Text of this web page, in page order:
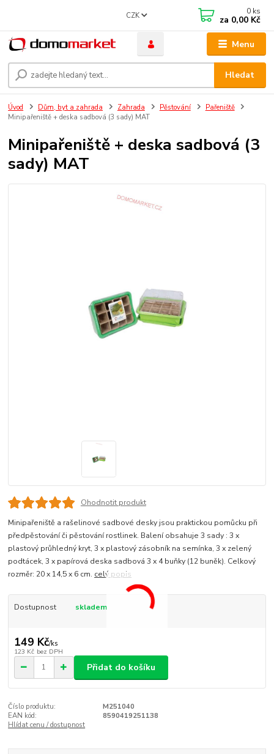
Menu
CZK
Hledat
0 ks
za 0,00 Kč
Úvod Dům, byt a zahrada Zahrada Pěstování
Pařeniště
Minipařeniště + deska sadbová (3 sady) MAT
Minipařeniště + deska sadbová (3
sady) MAT
Ohodnotit produkt
Minipařeniště a rašelinové sadbové desky jsou praktickou pomůcku při
předpěstování či pěstování rostlinek. Balení obsahuje 3 sady : 3 x
plastový průhledný kryt, 3 x plastový zásobník na semínka, 3 x zelený
podtácek, 3 x papírová deska sadbová 3 x 4 buňky (12 buněk). Celkový
rozměr: 20 x 14,5 x 6 cm. celý popis
Dostupnost skladem
149 Kč/ks
123 Kč bez DPH
Přidat do košíku
Číslo produktu:
M251040
EAN kód:
8590419251138
Hlídat cenu / dostupnost